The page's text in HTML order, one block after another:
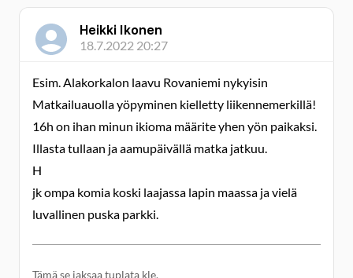
Heikki Ikonen
18.7.2022 20:27
Esim. Alakorkalon laavu Rovaniemi nykyisin
Matkailuauolla yöpyminen kielletty liikennemerkillä!
16h on ihan minun ikioma määrite yhen yön paikaksi.
Illasta tullaan ja aamupäivällä matka jatkuu.
H
jk ompa komia koski laajassa lapin maassa ja vielä
luvallinen puska parkki.
Tämä se jaksaa tuplata kle.